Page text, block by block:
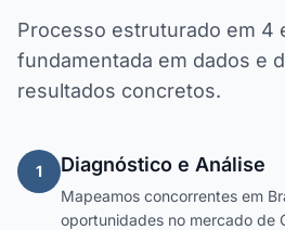
Processo estruturado em 4
fundamentada em dados e
resultados concretos.
1 Diagnóstico e Análise
Mapeamos concorrentes em
oportunidades no mercado de